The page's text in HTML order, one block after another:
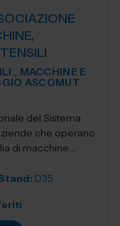
, MACCHINE E
ASCOMUT
del Sistema
che operano
di macchine
D35